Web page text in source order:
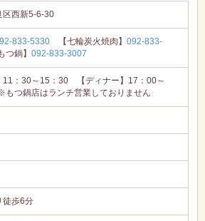
区西新5-6-30
833-5330 【七輪炭火焼肉】 092-833-
鍋】 092-833-3007
11：30～15：30 【ディナー】17：00～
つ鍋店はランチ営業しておりません
徒歩6分